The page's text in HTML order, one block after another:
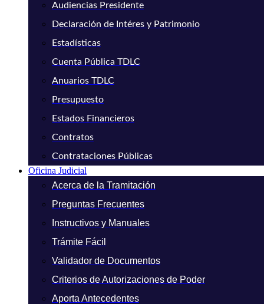
Audiencias Presidente
Declaración de Intéres y Patrimonio
Estadísticas
Cuenta Pública TDLC
Anuarios TDLC
Presupuesto
Estados Financieros
Contratos
Contrataciones Públicas
Oficina Judicial
Acerca de la Tramitación
Preguntas Frecuentes
Instructivos y Manuales
Trámite Fácil
Validador de Documentos
Criterios de Autorizaciones de Poder
Aporta Antecedentes